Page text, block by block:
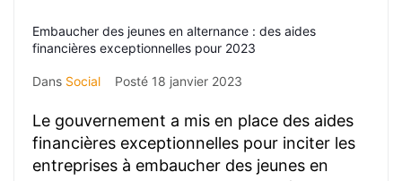
Embaucher des jeunes en alternance : des aides
financières exceptionnelles pour 2023
Dans Social Posté 18 janvier 2023
Le gouvernement a mis en place des aides
financières exceptionnelles pour inciter les
entreprises à embaucher des jeunes en